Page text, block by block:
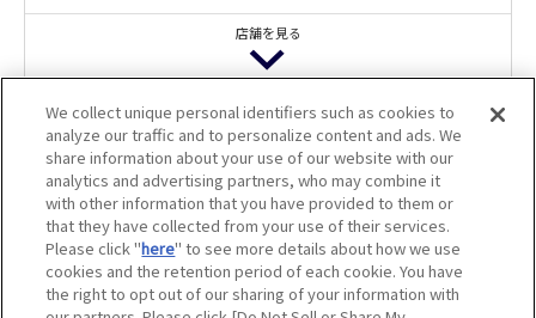
です。
飲食代10％割引
アプリクーポン
ログインのうえご確認ください。ご利
用にはJAFアプリのインストールが必要
です。
アプリクーポン
魚民 宇都宮東口駅前店
飲食代10％割引
店舗を見る
かば屋 宇部新川駅前店
飲食代10％割引
アプリクーポン
ログインのうえご確認ください。ご利
用にはJAFアプリのインストールが必要
です。
かば屋 太田南口駅前店
キタノイチバ 宇治山田駅前店
飲食代10％割引
アプリクーポン
ログインのうえご確認ください。ご利
用にはJAFアプリのインストールが必要
です。
アプリクーポン
We collect unique personal identifiers such as cookies to
analyze our traffic and to personalize content and ads. We
share information about your use of our website with our
analytics and advertising partners, who may combine it
with other information that you have provided to them or
that they have collected from your use of their services.
Please click "here" to see more details about how we use
cookies and the retention period of each cookie. You have
the right to opt out of our sharing of your information with